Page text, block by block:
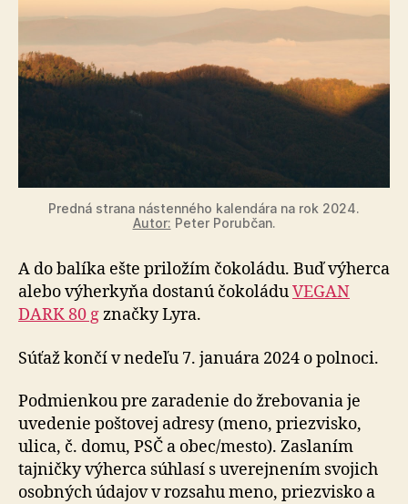
Predná strana nástenného kalendára na rok 2024.
Autor: Peter Porubčan.
A do balíka ešte priložím čokoládu. Buď výherca
alebo výherkyňa dostanú čokoláduVEGAN
DARK 80 gznačky Lyra.
Súťaž končí v nedeľu 7. januára 2024 o pol­noci.
Podmienkou pre zaradenie do žrebovania je
uvedenie poštovej adresy (meno, priezvisko,
ulica, č. domu, PSČ a obec/mesto). Zaslaním
tajničky výherca súhlasí s uverejnením svojich
osobných údajov v rozsahu meno, priezvisko a